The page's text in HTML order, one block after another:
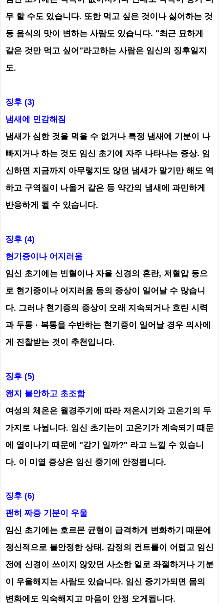
무 할 수도 있습니다. 또한 먹고 싶은 것이나 싫어하는 것
등 음식의 맛이 변하는 사람도 있습니다. "최근 묘하게
같은 것만 먹고 싶어"라고하는 사람은 임신의 징후일지
도.
징후 (3)
냄새에 민감해짐
냄새가 심한 것을 먹을 수 없거나 특정 냄새에 기분이 나
빠지거나 하는 것도 임신 초기에 자주 나타나는 증상. 임
신하면 지금까지 아무렇지도 않던 냄새가 맡기만 해도 역
하고 구역질이 나올거 같은 등 약간의 냄새에 과민하게
반응하게 될 수 있습니다.
징후 (4)
현기증이나 어지러움
임신 초기에는 빈혈이나 자율 신경의 혼란, 저혈압 등으
로 현기증이나 어지러움 등의 증상이 일어날 수 많습니
다. 그러나 현기증의 증상이 오래 지속되거나 흐린 시력
과 두통 · 복통을 수반하는 현기증이 일어날 경우 의사에
게 진찰받는 것이 추천입니다.
징후 (5)
왠지 불안하고 초조함
여성의 체온은 월경주기에 따라 저온시기와 고온기의 두
가지로 나뉩니다. 임신 초기는이 고온기가 계속되기 때문
에 열이나기 때문에 "감기 일까?" 라고 느낄 수 있습니
다. 이 미열 증상은 임신 중기에 안정됩니다.
징후 (6)
괜히 짜증 기분이 우울
임신 초기에는 호르몬 균형이 급격하게 변화하기 때문에
정신적으로 불안정한 상태. 감정의 컨트롤이 어렵고 임신
전에 신경이 쓰이지 않았던 사소한 일로 좌절하거나 기분
이 우울해지는 사람도 있습니다. 임신 중기가되면 몸의
변화에도 익숙해지고 마음이 안정 오게됩니다.